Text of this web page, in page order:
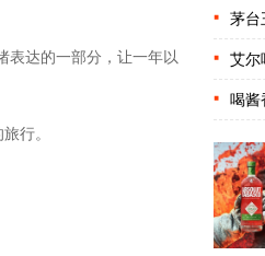
达的一部分，让一年以
旅行。
茅台
艾尔
喝酱